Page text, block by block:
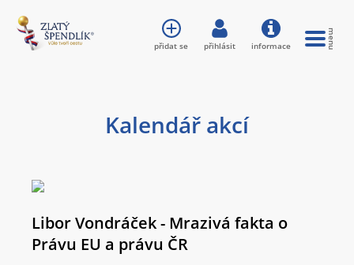
Kalendář akcí
Libor Vondráček - Mrazivá fakta o
Právu EU a právu ČR
přidat se přihlásit informace